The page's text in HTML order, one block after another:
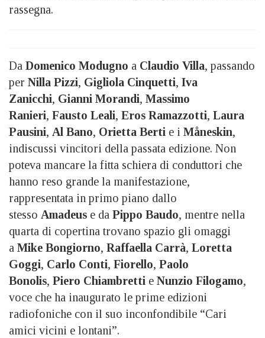
rassegna.
Da Domenico Modugno a Claudio Villa, passando
per Nilla Pizzi, Gigliola Cinquetti, Iva
Zanicchi, Gianni Morandi, Massimo
Ranieri, Fausto Leali, Eros Ramazzotti, Laura
Pausini, Al Bano, Orietta Berti e i Måneskin,
indiscussi vincitori della passata edizione. Non
poteva mancare la fitta schiera di conduttori che
hanno reso grande la manifestazione,
rappresentata in primo piano dallo
stesso Amadeus e da Pippo Baudo, mentre nella
quarta di copertina trovano spazio gli omaggi
a Mike Bongiorno, Raffaella Carrà, Loretta
Goggi, Carlo Conti, Fiorello, Paolo
Bonolis, Piero Chiambretti e Nunzio Filogamo,
voce che ha inaugurato le prime edizioni
radiofoniche con il suo inconfondibile “Cari
amici vicini e lontani”.